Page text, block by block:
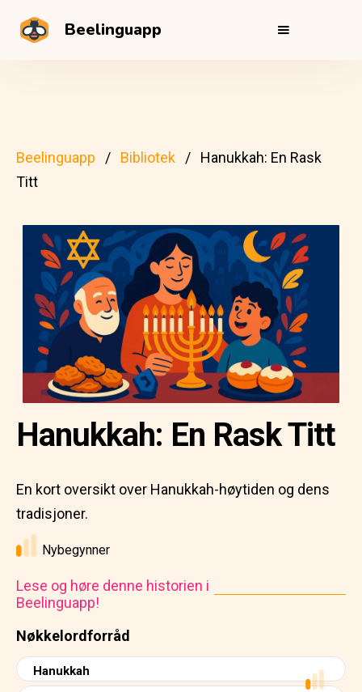
Beelinguapp
Beelinguapp Bibliotek
Hanukkah: En Rask
Titt
Nøkkelordforråd
Hanukkah
Hanukkah: En Rask Titt
En kort oversikt over Hanukkah-høytiden og dens
tradisjoner.
Nybegynner
Lese og høre denne historien i
Beelinguapp!